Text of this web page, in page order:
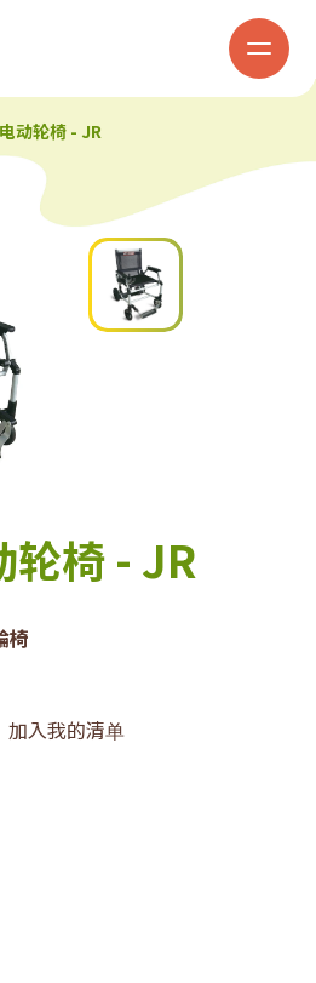
动轮椅 - JR
轮椅 - JR
椅
加入我的清单